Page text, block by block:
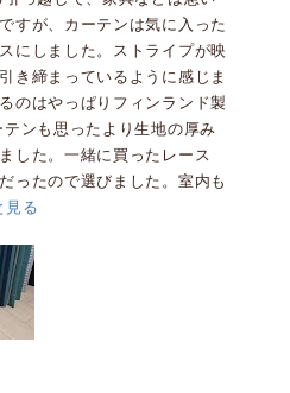
すが、カーテンは気に入った
にしました。ストライプが映
き締まっているように感じま
のはやっぱりフィンランド製
ンも思ったより生地の厚み
した。一緒に買ったレース
ったので選びました。室内も
見る